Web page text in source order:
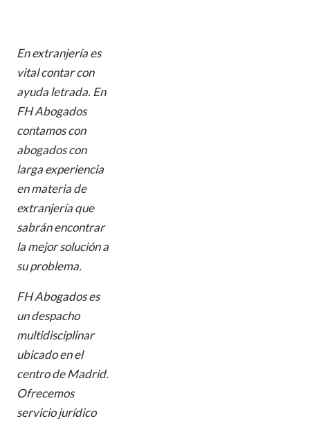
En extranjería es
vital contar con
ayuda letrada. En
FH Abogados
contamos con
abogados con
larga experiencia
en materia de
extranjería que
sabrán encontrar
la mejor solución a
su problema.
FH Abogados es
un despacho
multidisciplinar
ubicado en el
centro de Madrid.
Ofrecemos
servicio jurídico